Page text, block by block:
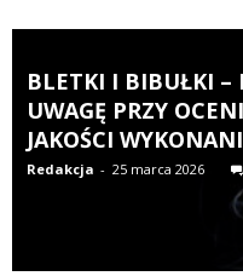
BLETKI I BIBUŁKI –
UWAGĘ PRZY
JAKOŚCI
Redakcja - 25 marca 2026